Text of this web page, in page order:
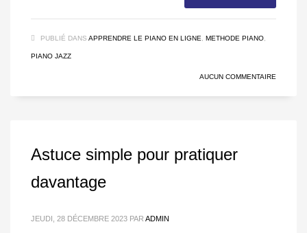
PUBLIÉ DANS APPRENDRE LE PIANO EN LIGNE METHODE PIANO
PIANO JAZZ
AUCUN COMMENTAIRE
Astuce simple pour pratiquer
davantage
JEUDI, 28 DÉCEMBRE 2023 PAR ADMIN